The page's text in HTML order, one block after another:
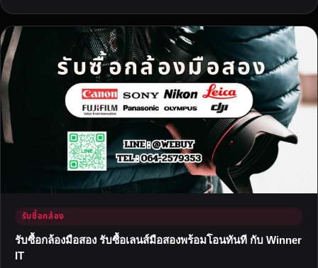
รับซื้อกล้อง
รับซื้อกล้องมือสอง รับซื้อเลนส์มือสองพร้อมโอนทันที กับ Winner
IT